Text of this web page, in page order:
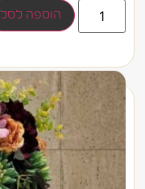
הוספה לסל